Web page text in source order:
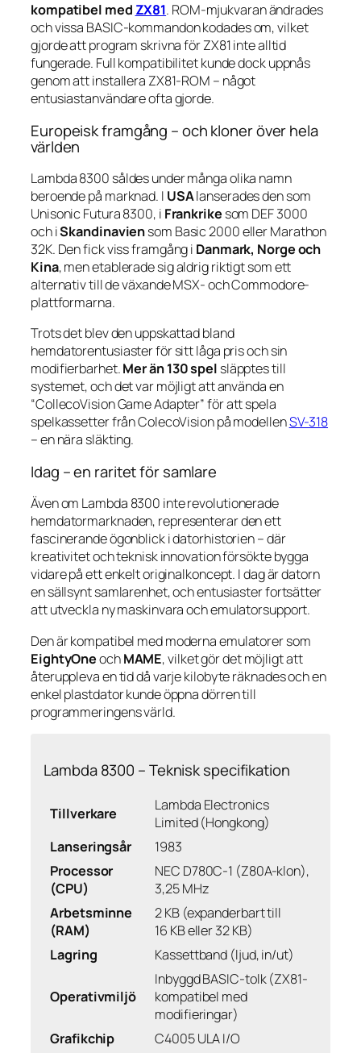
kompatibel med ZX81. ROM-mjukvaran ändrades
och vissa BASIC-kommandon kodades om, vilket
gjorde att program skrivna för ZX81 inte alltid
fungerade. Full kompatibilitet kunde dock uppnås
genom att installera ZX81-ROM – något
entusiastanvändare ofta gjorde.
Europeisk framgång – och kloner över hela
världen
Lambda 8300 såldes under många olika namn
beroende på marknad. I USAlanserades den som
Unisonic Futura 8300, i Frankrike som DEF 3000
och iSkandinaviensom Basic 2000ellerMarathon
32K. Den fick viss framgång i Danmark, Norge och
Kina, men etablerade sig aldrig riktigt som ett
alternativ till de växande MSX- och Commodore-
plattformarna.
Trots det blev den uppskattad bland
hemdatorentusiaster för sitt låga pris och sin
modifierbarhet.Mer än 130 spel släpptes till
systemet, och det var möjligt att använda en
“CollecoVision Game Adapter” för att spela
spelkassetter från ColecoVision på modellenSV-318
– en nära släkting.
Idag – en raritet för samlare
Även om Lambda 8300 inte revolutionerade
hemdatormarknaden, representerar den ett
fascinerande ögonblick i datorhistorien – där
kreativitet och teknisk innovation försökte bygga
vidare på ett enkelt originalkoncept. I dag är datorn
en sällsynt samlarenhet, och entusiaster fortsätter
att utveckla ny maskinvara och emulatorsupport.
Den är kompatibel med moderna emulatorer som
EightyOneochMAME, vilket gör det möjligt att
återuppleva en tid då varje kilobyte räknades och en
enkel plastdator kunde öppna dörren till
programmeringens värld.
Lambda 8300 – Teknisk specifikation
Tillverkare
Lambda Electronics
Limited (Hongkong)
Lanseringsår
1983
Processor
(CPU)
NEC D780C-1 (Z80A-klon),
3,25 MHz
Arbetsminne
(RAM)
2 KB (expanderbart till
16 KB eller 32 KB)
Lagring
Kassettband (ljud, in/ut)
Operativmiljö
Inbyggd BASIC-tolk (ZX81-
kompatibel med
modifieringar)
Grafikchip
C4005 ULA I/O